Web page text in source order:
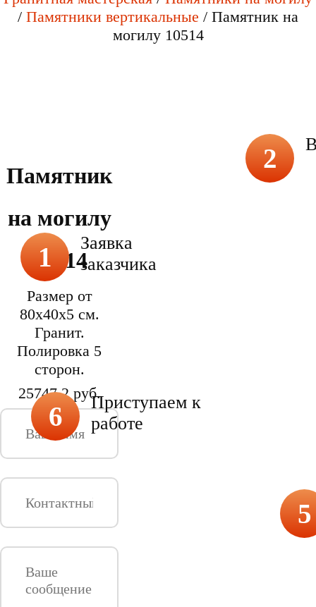
/ Памятники вертикальные / Памятник на
могилу 10514
Памятник
на могилу
10514
Размер от
80х40х5 см.
Гранит.
Полировка 5
сторон.
25747.2 руб.
1
Заявка
заказчика
2
5
6
Приступаем к
работе